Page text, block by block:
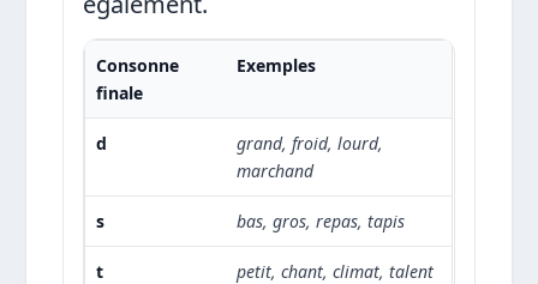
Consonne
finale
Exemples
d
grand, froid, lourd,
marchand
s bas, gros, repas, tapis
t petit, chant, climat, talent